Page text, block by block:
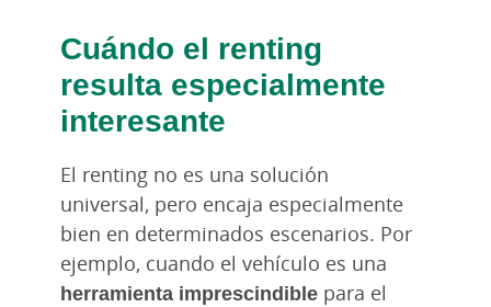
Cuándo el renting
resulta especialmente
interesante
El renting no es una solución
universal, pero encaja especialmente
bien en determinados escenarios. Por
ejemplo, cuando el vehículo es una
herramienta imprescindible para el